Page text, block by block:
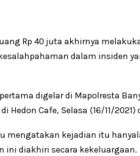
Rp 40 juta akhirnya
dalam insiden
digelar di Mapolresta
Hedon Cafe, Selasa (16/11/2021)
mengatakan kejadian itu
ini diakhiri secara kekeluargaan.